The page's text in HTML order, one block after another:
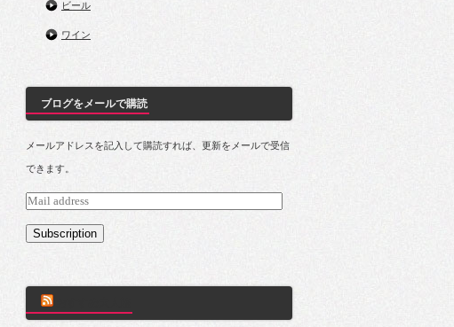
ビール
ワイン
ブログをメールで購読
メールアドレスを記入して購読すれば、更新をメールで受信
できます。
Mail
address
Subscription